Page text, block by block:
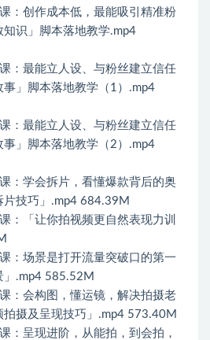
：创作成本低，最能吸引精准粉
识」脚本落地教学.mp4
：最能立人设、与粉丝建立信任
」脚本落地教学（1）.mp4
：最能立人设、与粉丝建立信任
」脚本落地教学（2）.mp4
：学会拆片，看懂爆款背后的奥
片技巧」.mp4 684.39M
：「让你拍视频更自然表现力训
：场景是打开流量突破口的第一
」.mp4 585.52M
：会构图，懂运镜，解决拍摄老
拍摄及呈现技巧」.mp4 573.40M
：呈现进阶，从能拍，到会拍，